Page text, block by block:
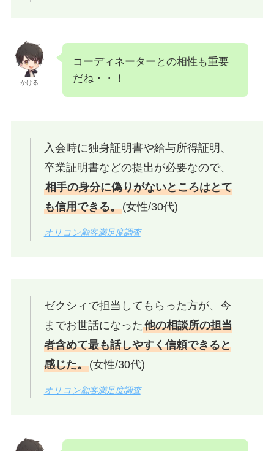
かける
コーディネーターとの相性も重要
だね・・！
入会時に独身証明書や給与所得証明、
卒業証明書などの提出が必要なので、
相手の身分に偽りがないところはとて
も信用できる。(女性/30代)
オリコン顧客満足度調査
ゼクシィで担当してもらった方が、今
までお世話になった他の相談所の担当
者含めて最も話しやすく信頼できると
感じた。(女性/30代)
オリコン顧客満足度調査